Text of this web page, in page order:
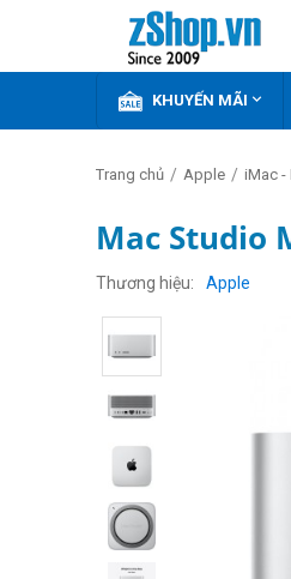
KHUYẾN MÃI 
Trang chủ / Apple / iMac -
Mac Studio
Thương hiệu Apple